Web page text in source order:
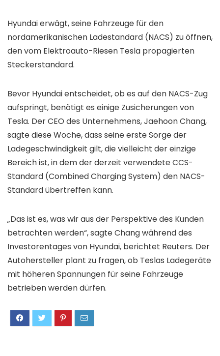
Hyundai erwägt, seine Fahrzeuge für den
nordamerikanischen Ladestandard (NACS) zu öffnen,
den vom Elektroauto-Riesen Tesla propagierten
Steckerstandard.
Bevor Hyundai entscheidet, ob es auf den NACS-Zug
aufspringt, benötigt es einige Zusicherungen von
Tesla. Der CEO des Unternehmens, Jaehoon Chang,
sagte diese Woche, dass seine erste Sorge der
Ladegeschwindigkeit gilt, die vielleicht der einzige
Bereich ist, in dem der derzeit verwendete CCS-
Standard (Combined Charging System) den NACS-
Standard übertreffen kann.
„Das ist es, was wir aus der Perspektive des Kunden
betrachten werden“, sagte Chang während des
Investorentages von Hyundai, berichtet Reuters. Der
Autohersteller plant zu fragen, ob Teslas Ladegeräte
mit höheren Spannungen für seine Fahrzeuge
betrieben werden dürfen.